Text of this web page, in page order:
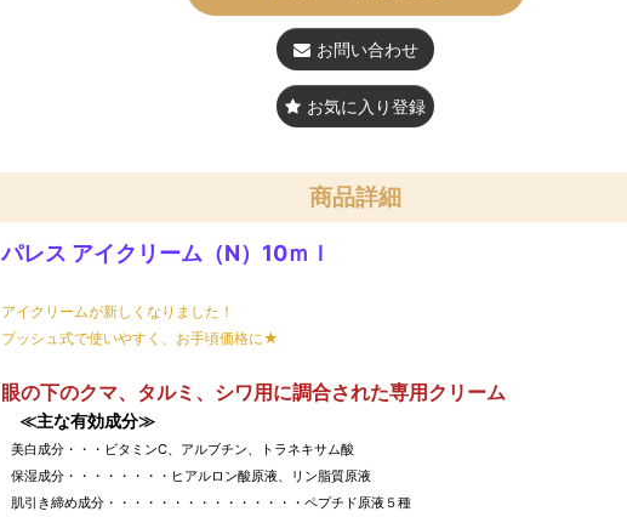
お問い合わせ
お気に入り登録
商品詳細
パレス アイクリーム（N）10ｍｌ
アイクリームが新しくなりました！
プッシュ式で使いやすく、お手頃価格に★
眼の下のクマ、タルミ、シワ用に調合された専用クリーム
≪主な有効成分≫
美白成分・・・ビタミンC、アルブチン、トラネキサム酸
保湿成分・・・・・・・・ヒアルロン酸原液、リン脂質原液
肌引き締め成分・・・・・・・・・・・・・・・ペプチド原液５種